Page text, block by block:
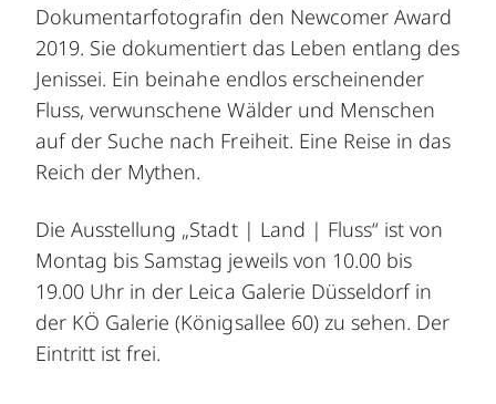
Dokumentarfotografin den Newcomer Award
2019. Sie dokumentiert das Leben entlang des
Jenissei. Ein beinahe endlos erscheinender
Fluss, verwunschene Wälder und Menschen
auf der Suche nach Freiheit. Eine Reise in das
Reich der Mythen.
Die Ausstellung „Stadt | Land | Fluss“ ist von
Montag bis Samstag jeweils von 10.00 bis
19.00 Uhr in der Leica Galerie Düsseldorf in
der KÖ Galerie (Königsallee 60) zu sehen. Der
Eintritt ist frei.